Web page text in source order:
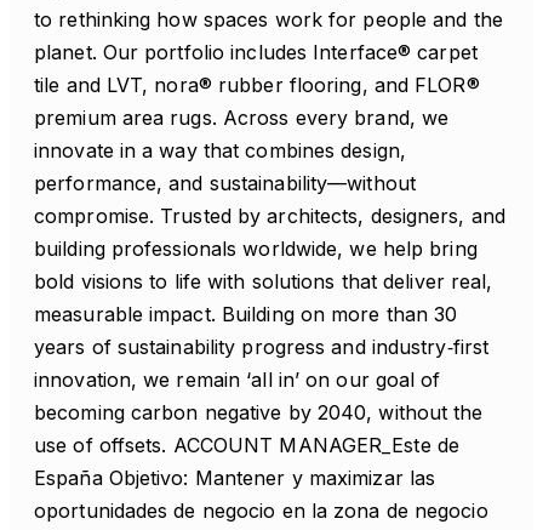
to rethinking how spaces work for people and the
planet. Our portfolio includes Interface® carpet
tile and LVT, nora® rubber flooring, and FLOR®
premium area rugs. Across every brand, we
innovate in a way that combines design,
performance, and sustainability—without
compromise. Trusted by architects, designers, and
building professionals worldwide, we help bring
bold visions to life with solutions that deliver real,
measurable impact. Building on more than 30
years of sustainability progress and industry‑first
innovation, we remain ‘all in’ on our goal of
becoming carbon negative by 2040, without the
use of offsets. ACCOUNT MANAGER_Este de
España Objetivo: Mantener y maximizar las
oportunidades de negocio en la zona de negocio